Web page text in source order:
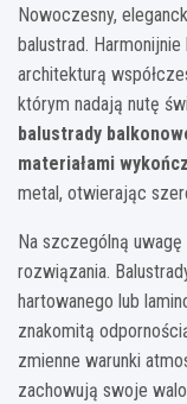
Nowoczesny,
balustrad.
architekturą
którym nadają nutę
balustrady
materiałami
metal, otwierając
Na szczególną
rozwiązania.
hartowanego lub
znakomitą
zmienne warunki
zachowują swoje